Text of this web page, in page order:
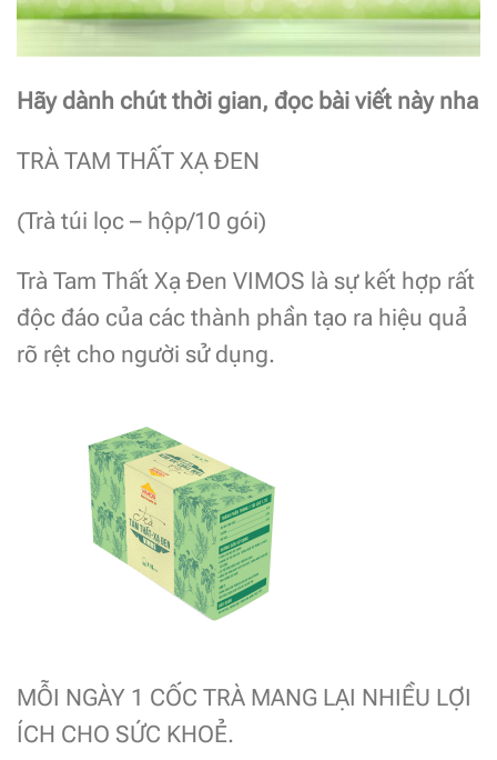
Hãy dành chút thời gian, đọc bài viết này nha
TRÀ TAM THẤT XẠ ĐEN
(Trà túi lọc – hộp/10 gói)
Trà Tam Thất Xạ Đen VIMOS là sự kết hợp rất
độc đáo của các thành phần tạo ra hiệu quả
rõ rệt cho người sử dụng.
MỖI NGÀY 1 CỐC TRÀ MANG LẠI NHIỀU LỢI
ÍCH CHO SỨC KHOẺ.